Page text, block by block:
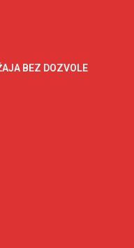
BEZ DOZVOLE